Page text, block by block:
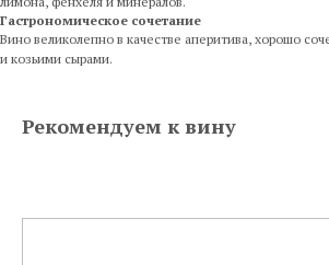
Гастрономическое сочетание
Вино великолепно в качестве аперитива, хорошо
и козьими сырами.
Рекомендуем к вину